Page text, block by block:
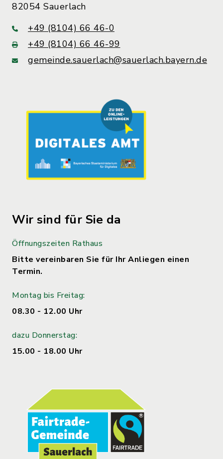
82054 Sauerlach
+49 (8104) 66 46-0
+49 (8104) 66 46-99
gemeinde.sauerlach@sauerlach.bayern.de
Wir sind für Sie da
Öffnungszeiten Rathaus
Bitte vereinbaren Sie für Ihr Anliegen einen
Termin.
Montag bis Freitag:
08.30 - 12.00 Uhr
dazu Donnerstag:
15.00 - 18.00 Uhr